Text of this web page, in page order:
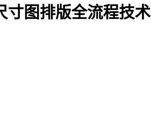
图排版全流程技术